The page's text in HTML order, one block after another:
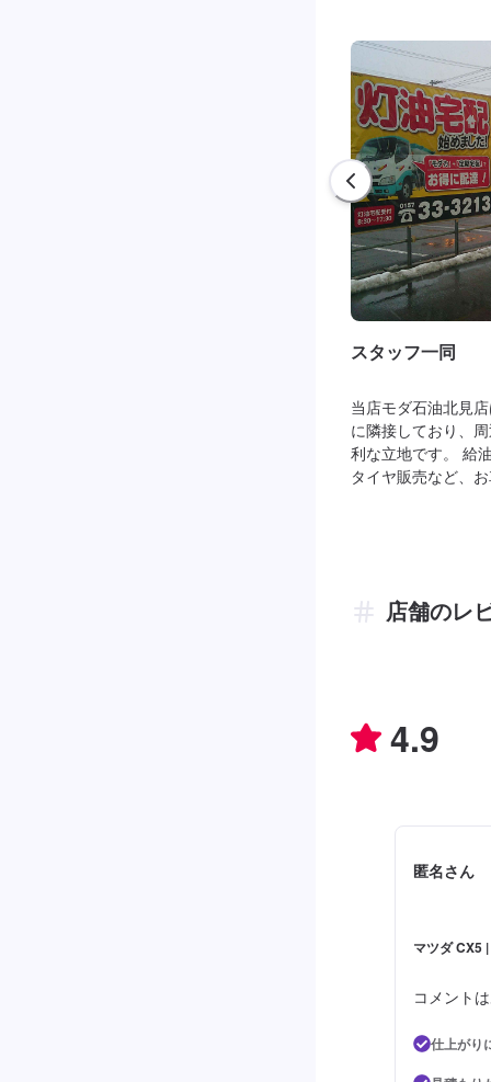
スタッフ一同
当店モダ石油北見
に隣接しており、
利な立地です。 給
タイヤ販売など、
店舗のレ
4.9
匿名さん
マツダ CX5
コメント
仕上がり